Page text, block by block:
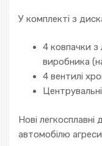
У комплекті з
4 ковпачки з
виробника
4 вентилі
Нові
автомобілю